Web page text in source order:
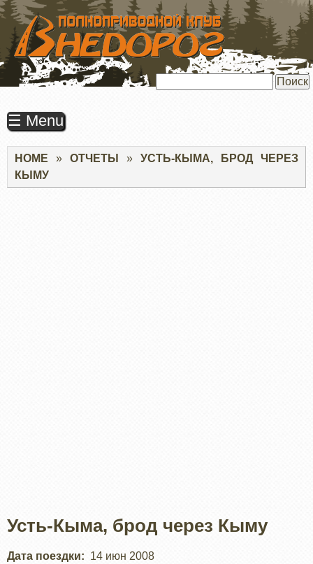
ПЕРЕЙТИ
ОСНОВНОМУ
СОДЕРЖАНИЮ
☰ Menu
Строка
навигации
HOME ОТЧЕТЫ
УСТЬ-КЫМА, БРОД ЧЕРЕЗ
КЫМУ
Усть-Кыма, брод через Кыму
Дата поездки
14 июн 2008